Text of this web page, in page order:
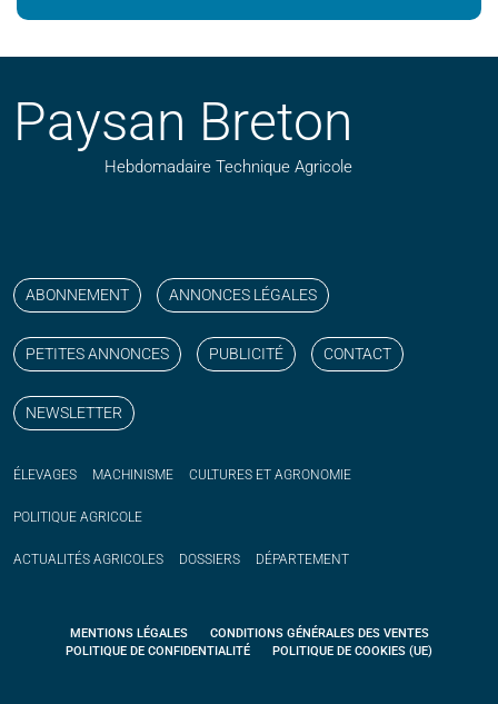
Paysan Breton
Hebdomadaire Technique Agricole
ABONNEMENT ANNONCES LÉGALES
PETITES ANNONCES PUBLICITÉ CONTACT
NEWSLETTER
ÉLEVAGES MACHINISME CULTURES ET AGRONOMIE
POLITIQUE AGRICOLE
ACTUALITÉS AGRICOLES DOSSIERS DÉPARTEMENT
MENTIONS LÉGALES
CONDITIONS GÉNÉRALES DES VENTES
POLITIQUE DE CONFIDENTIALITÉ
POLITIQUE DE COOKIES (UE)